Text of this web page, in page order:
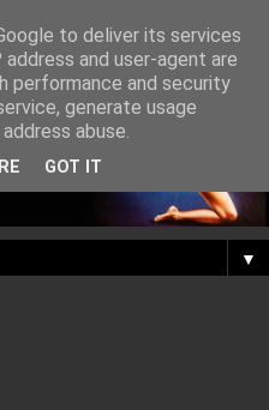
▼
to deliver its services
and user-agent are
performance and security
generate usage
abuse.
GOT IT